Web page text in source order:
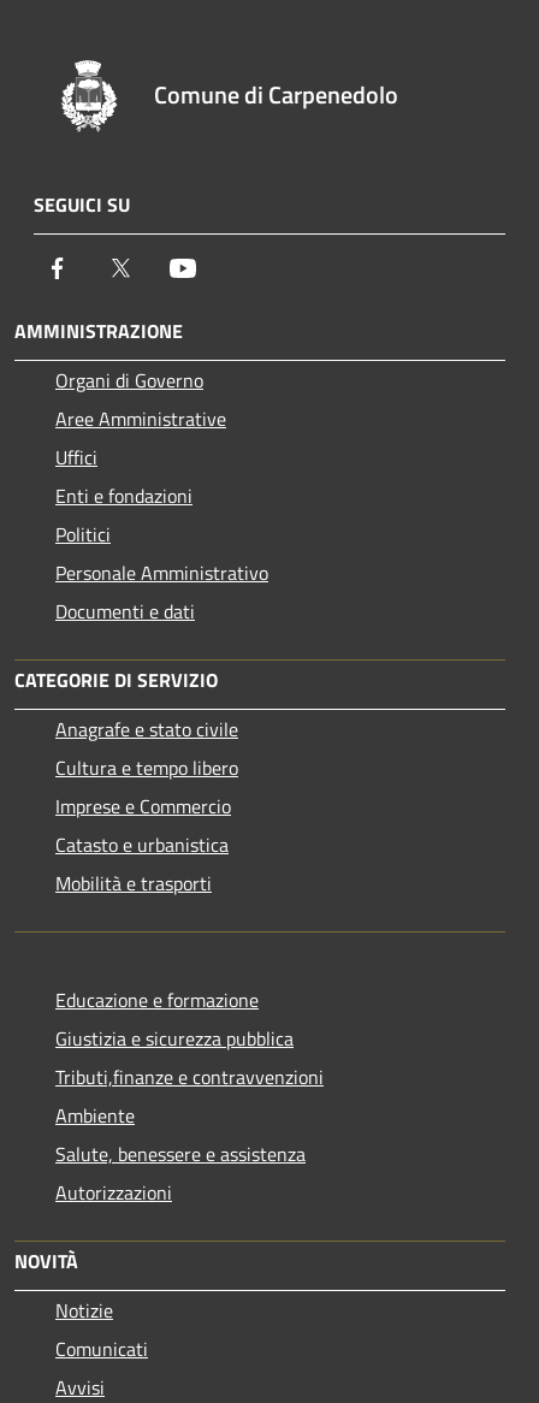
Comune di Carpenedolo
SEGUICI SU
Facebook Twitter
AMMINISTRAZIONE
Organi di Governo
Aree Amministrative
Uffici
Enti e fondazioni
Politici
Personale Amministrativo
Documenti e dati
CATEGORIE DI SERVIZIO
Anagrafe e stato civile
Cultura e tempo libero
Imprese e Commercio
Catasto e urbanistica
Mobilità e trasporti
Educazione e formazione
Giustizia e sicurezza pubblica
Tributi,finanze e contravvenzioni
Ambiente
Salute, benessere e assistenza
Autorizzazioni
NOVITÀ
Notizie
Comunicati
Avvisi